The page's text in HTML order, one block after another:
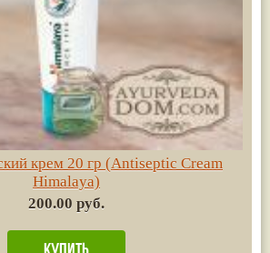
крем 20 гр (Antiseptic Cream
Himalaya)
200.00 руб.